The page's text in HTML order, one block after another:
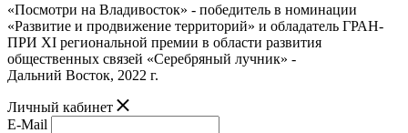
«Посмотри на Владивосток» - победитель в номинации
«Развитие и продвижение территорий» и обладатель ГРАН-
ПРИ XI региональной премии в области развития
общественных связей «Серебряный лучник» -
Дальний Восток, 2022 г.
Личный кабинет
E-Mail